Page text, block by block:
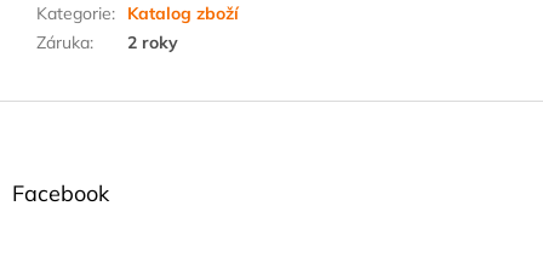
Kategorie:
Katalog zboží
Záruka: 2 roky
Z
Facebook